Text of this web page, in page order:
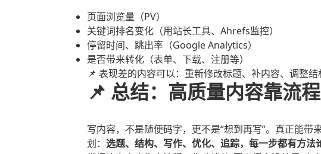
页面浏览量（PV）
关键词排名变化（用站长工具、Ahrefs监控）
停留时间、跳出率（Google Analytics）
是否带来转化（表单、下载、注册等）
📌 表现差的内容可以：重新修改标题、补内容、调整结
📌 总结：高质量内容靠流
写内容，不是随便码字，更不是“想到再写”。真正能
划： 选题、结构、写作、优化、追踪，每一步都有方法